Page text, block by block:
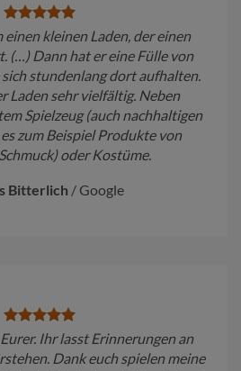
einen kleinen Laden, der einen
(…) Dann hat er eine Fülle von
stundenlang dort aufhalten.
Laden sehr vielfältig. Neben
Spielzeug (auch nachhaltigen
zum Beispiel Produkte von
oder Kostüme.
Bitterlich / Google
Ihr lasst Erinnerungen an
Dank euch spielen meine